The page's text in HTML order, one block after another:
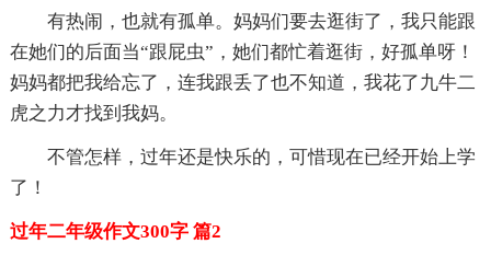
有热闹，也就有孤单。妈妈们要去逛街了，我只能跟
在她们的后面当“跟屁虫”，她们都忙着逛街，好孤单呀！
妈妈都把我给忘了，连我跟丢了也不知道，我花了九牛二
虎之力才找到我妈。
不管怎样，过年还是快乐的，可惜现在已经开始上学
了！
过年二年级作文300字 篇2